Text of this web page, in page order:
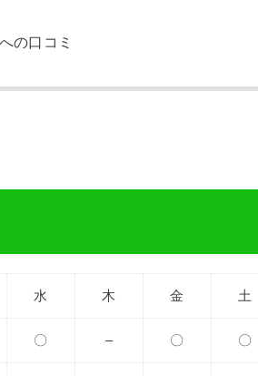
の口コミ
水 木 金 土
〇 – 〇 〇